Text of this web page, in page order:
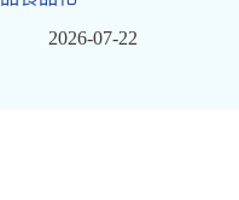
2026-07-22